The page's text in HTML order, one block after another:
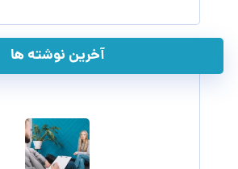
آخرین نوشته ها